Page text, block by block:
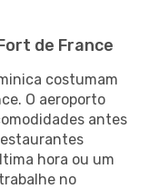
de France
costumam
O aeroporto
antes
hora ou um
no